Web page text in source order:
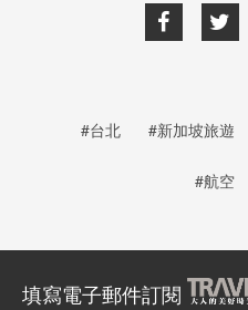
#台北 #新加坡旅遊
#航空
填寫電子郵件訂閱